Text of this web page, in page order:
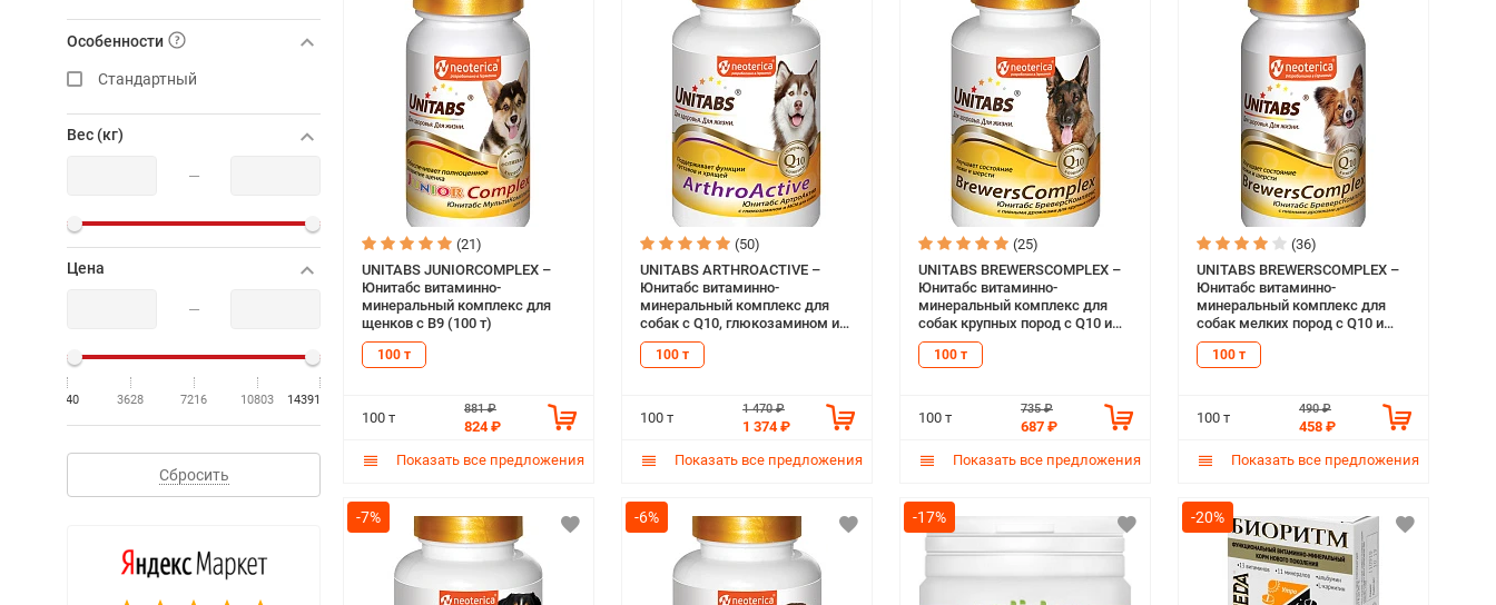
Особенности
Стандартный
Вес (кг)
—
Цена
—
40 3628 7216 10803 14391
Сбросить
(21)
UNITABS JUNIORCOMPLEX –
Юнитабс витаминно-
минеральный комплекс для
щенков с В9 (100 т)
100 т
100 т
881 ₽
824 ₽
Показать все предложения
(50)
UNITABS ARTHROACTIVE –
Юнитабс витаминно-
минеральный комплекс для
собак с Q10, глюкозамином и
МСМ для поддержания
функции суставов и хрящей
100 т
100 т
1 470 ₽
1 374 ₽
Показать все предложения
(25)
UNITABS BREWERSCOMPLEX –
Юнитабс витаминно-
минеральный комплекс для
собак крупных пород с Q10 и
пивными дрожжами (100 т)
100 т
100 т
735 ₽
687 ₽
Показать все предложения
(36)
UNITABS BREWERSCOMPLEX –
Юнитабс витаминно-
минеральный комплекс для
собак мелких пород с Q10 и
пивными дрожжами (100 т)
100 т
100 т
490 ₽
458 ₽
Показать все предложения
-7% -6% -17% -20%